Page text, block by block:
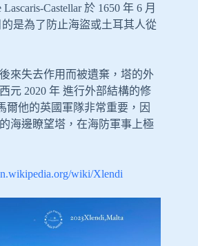
Castellar 於 1650 年 6 月
是為了防止海盜或土耳其人從
來失去作用而被遺棄，塔的外
元 2020 年 進行外部結構的修
爾他的英國軍隊非常重要，因
海邊瞭望塔，在海防軍事上極
wiki/Xlendi